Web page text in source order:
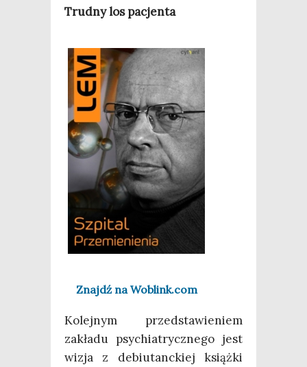
Trud­ny los pacjenta
Znajdź na Woblink.com
Kolej­nym przed­sta­wie­niem
zakła­du psy­chia­trycz­ne­go jest
wizja z debiu­tanc­kiej książ­ki